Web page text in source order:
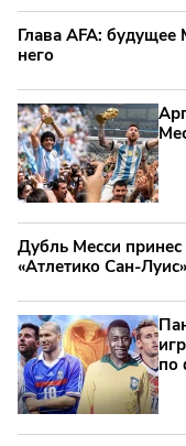
Глава AFA: будущее
него
Дубль Месси
«Атлетико Сан-
по